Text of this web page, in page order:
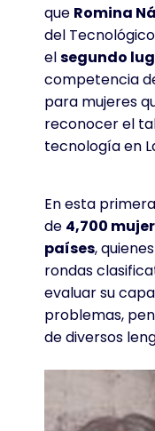
que Romina
del
elsegundo
competencia
para mujeres
reconocer el
tecnología en
En esta
de 4,700
países,
rondas
evaluar su
problemas,
de diversos